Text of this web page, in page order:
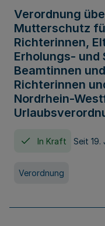
Verordnung
Mutterschutz
Richterinnen,
Erholungs- und
Beamtinnen
Richterinnen
Nordrhein-
In Kraft Seit 19.
Verordnung